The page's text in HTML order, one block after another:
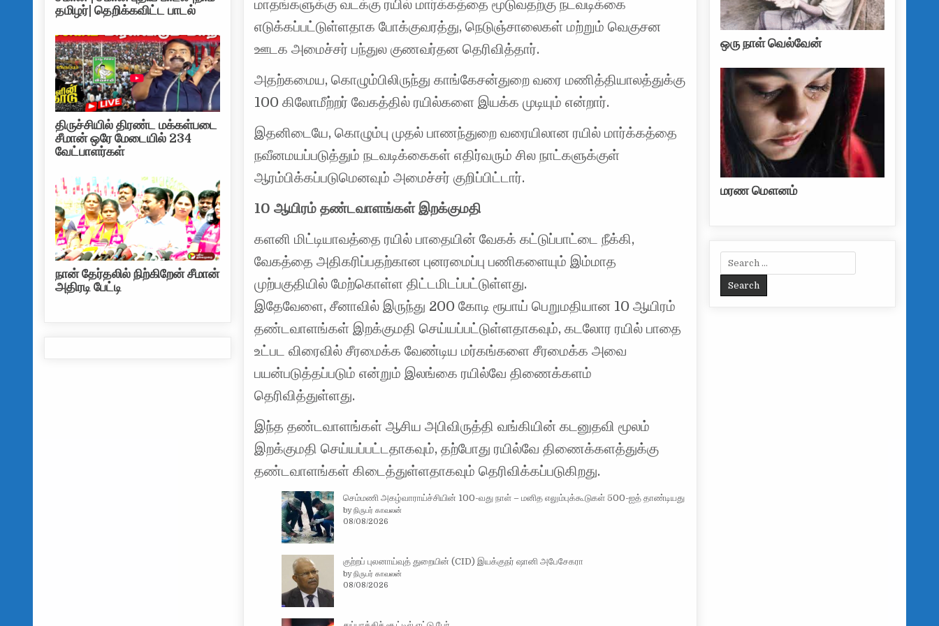
மாதங்களுக்கு வடக்கு ரயில் மார்க்கத்தை மூடுவதற்கு நடவடிக்கை
எடுக்கப்பட்டுள்ளதாக போக்குவரத்து, நெடுஞ்சாலைகள் மற்றும் வெகுசன
ஊடக அமைச்சர் பந்துல குணவர்தன தெரிவித்தார்.
அதற்கமைய, கொழும்பிலிருந்து காங்கேசன்துறை வரை மணித்தியாலத்துக்கு
100 கிலோமீற்றர் வேகத்தில் ரயில்களை இயக்க முடியும் என்றார்.
இதனிடையே, கொழும்பு முதல் பாணந்துறை வரையிலான ரயில் மார்க்கத்தை
நவீனமயப்படுத்தும் நடவடிக்கைகள் எதிர்வரும் சில நாட்களுக்குள்
ஆரம்பிக்கப்படுமெனவும் அமைச்சர் குறிப்பிட்டார்.
10 ஆயிரம் தண்டவாளங்கள் இறக்குமதி
களனி மிட்டியாவத்தை ரயில் பாதையின் வேகக் கட்டுப்பாட்டை நீக்கி,
வேகத்தை அதிகரிப்பதற்கான புனரமைப்பு பணிகளையும் இம்மாத
முற்பகுதியில் மேற்கொள்ள திட்டமிடப்பட்டுள்ளது.
இதேவேளை, சீனாவில் இருந்து 200 கோடி ரூபாய் பெறுமதியான 10 ஆயிரம்
தண்டவாளங்கள் இறக்குமதி செய்யப்பட்டுள்ளதாகவும், கடலோர ரயில் பாதை
உட்பட விரைவில் சீரமைக்க வேண்டிய மர்கங்களை சீரமைக்க அவை
பயன்படுத்தப்படும் என்றும் இலங்கை ரயில்வே திணைக்களம்
தெரிவித்துள்ளது.
இந்த தண்டவாளங்கள் ஆசிய அபிவிருத்தி வங்கியின் கடனுதவி மூலம்
இறக்குமதி செய்யப்பட்டதாகவும், தற்போது ரயில்வே திணைக்களத்துக்கு
தண்டவாளங்கள் கிடைத்துள்ளதாகவும் தெரிவிக்கப்படுகிறது.
செம்மணி அகழ்வாராய்ச்சியின் 100-வது நாள் – மனித எலும்புக்கூடுகள் 500-ஐத் தாண்டியது
by நிருபர் காவலன்
08/08/2026
குற்றப் புலனாய்வுத் துறையின் (CID) இயக்குநர் ஷானி அபேசேகரா
by நிருபர் காவலன்
08/08/2026
தமிழர்| தெறிக்கவிட்ட பாடல்
திருச்சியில் திரண்ட மக்கள்படை
சீமான் ஒரே மேடையில் 234
வேட்பாளர்கள்
நான் தேர்தலில் நிற்கிறேன் சீமான்
அதிரடி பேட்டி
ஒரு நாள் வெல்வேன்
மரண மௌனம்
Search for: